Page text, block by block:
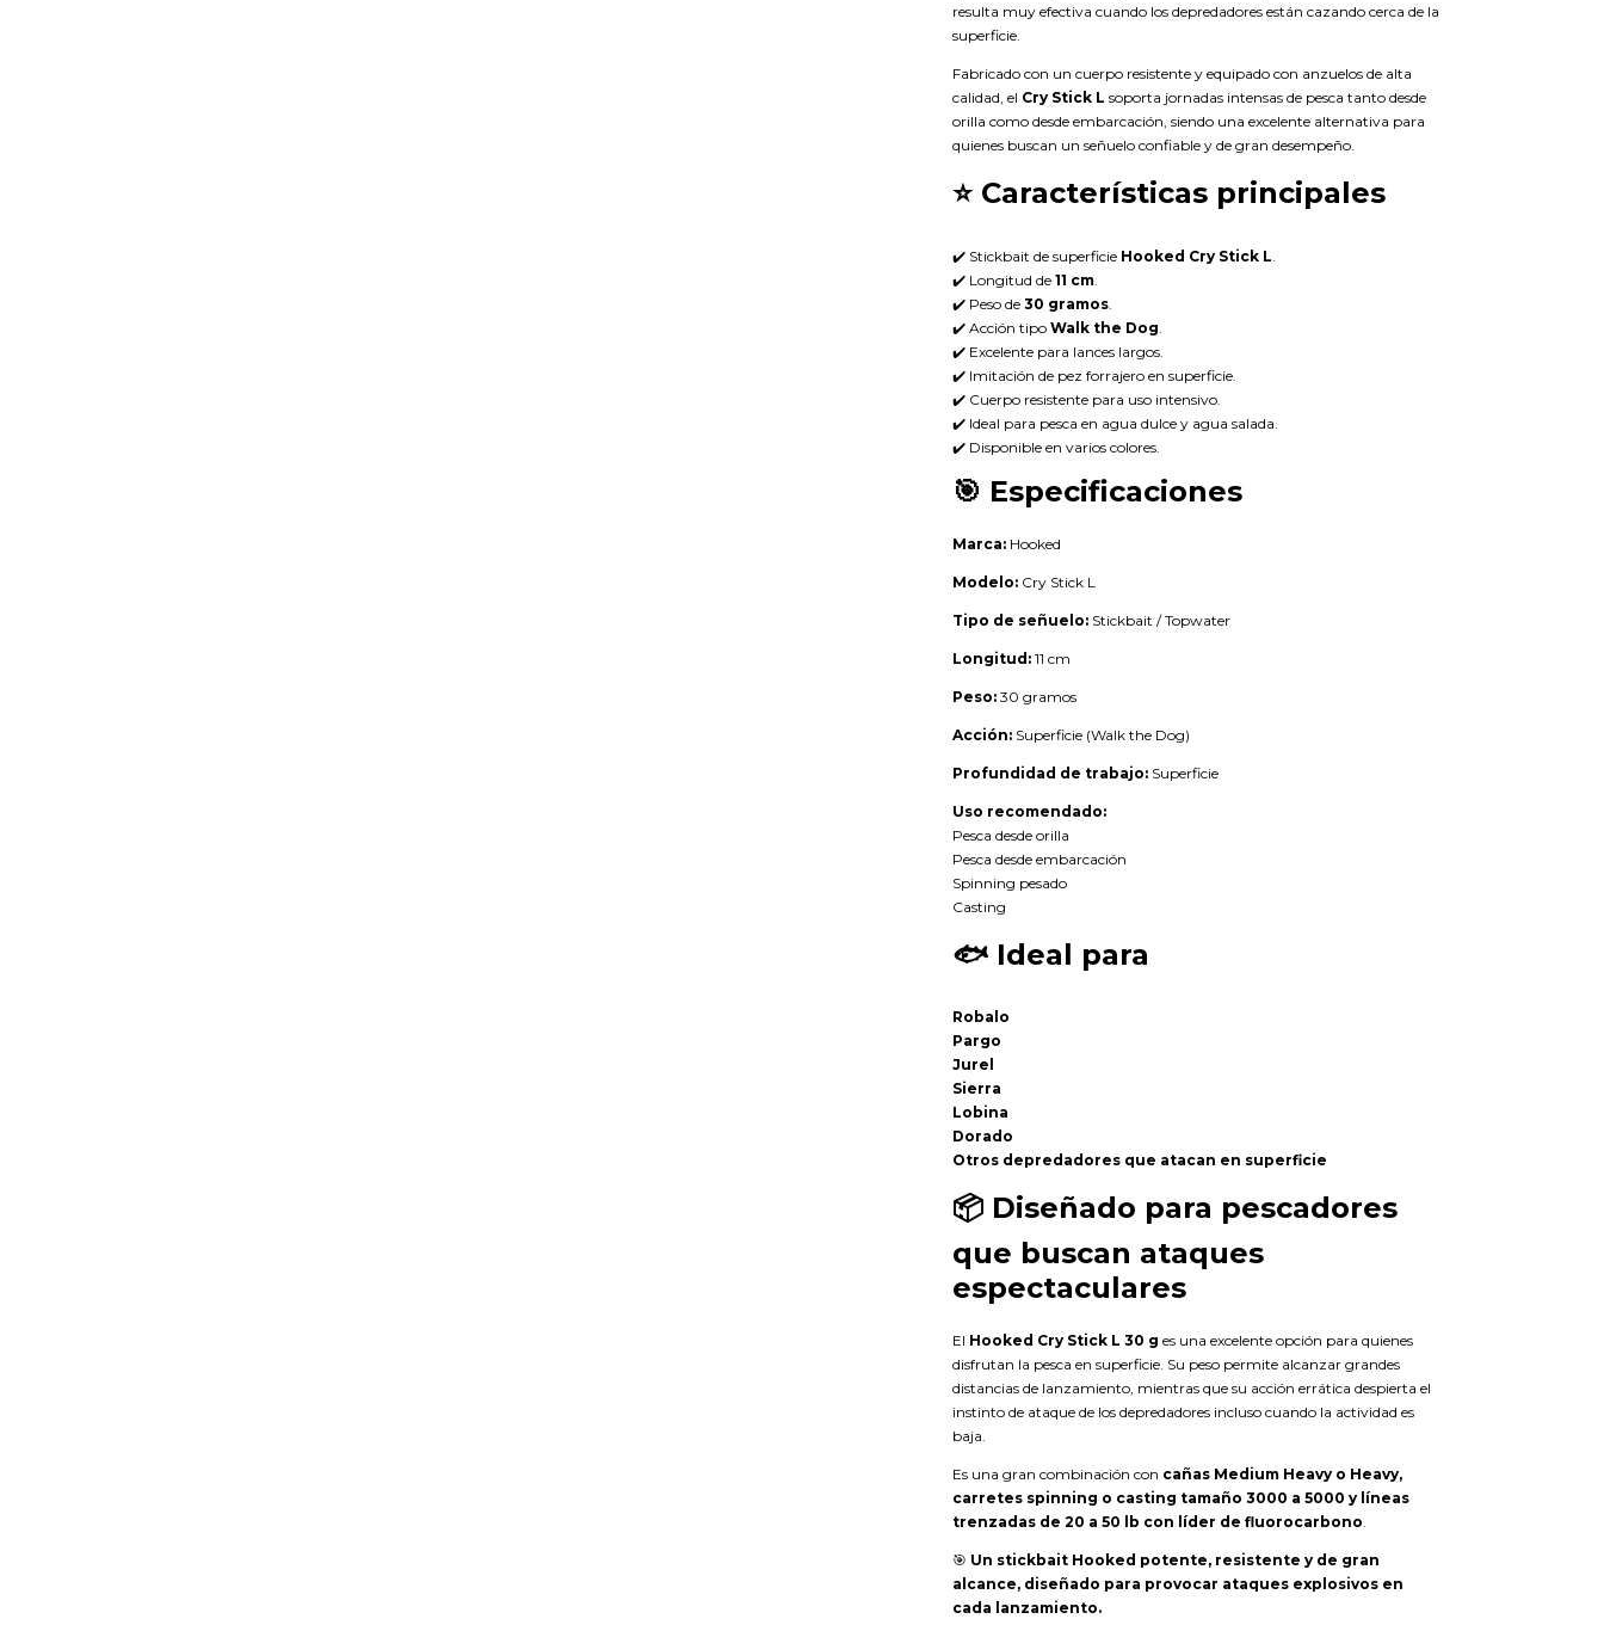
resulta muy efectiva cuando los depredadores están cazando cerca de la
superficie.
Fabricado con un cuerpo resistente y equipado con anzuelos de alta
calidad, el Cry Stick L soporta jornadas intensas de pesca tanto desde
orilla como desde embarcación, siendo una excelente alternativa para
quienes buscan un señuelo confiable y de gran desempeño.
⭐ Características principales
✔️ Stickbait de superficie Hooked Cry Stick L
✔️ Longitud de 11 cm
✔️ Peso de 30 gramos
✔️ Acción tipo Walk the Dog
✔️ Excelente para lances largos.
✔️ Imitación de pez forrajero en superficie.
✔️ Cuerpo resistente para uso intensivo.
✔️ Ideal para pesca en agua dulce y agua salada.
✔️ Disponible en varios colores.
🎯 Especificaciones
Marca: Hooked
Modelo: Cry Stick L
Tipo de señuelo: Stickbait / Topwater
Longitud: 11 cm
Peso: 30 gramos
Acción: Superficie (Walk the Dog)
Profundidad de trabajo: Superficie
Uso recomendado:
Pesca desde orilla
Pesca desde embarcación
Spinning pesado
Casting
🐟 Ideal para
Robalo
Pargo
Jurel
Sierra
Lobina
Dorado
Otros depredadores que atacan en superficie
📦 Diseñado para pescadores
que buscan ataques
espectaculares
El Hooked Cry Stick L 30 g es una excelente opción para quienes
disfrutan la pesca en superficie. Su peso permite alcanzar grandes
distancias de lanzamiento, mientras que su acción errática despierta el
instinto de ataque de los depredadores incluso cuando la actividad es
baja.
Es una gran combinación con cañas Medium Heavy o Heavy,
carretes spinning o casting tamaño 3000 a 5000 y líneas
trenzadas de 20 a 50 lb con líder de fluorocarbono.
🎯 Un stickbait Hooked potente, resistente y de gran
alcance, diseñado para provocar ataques explosivos en
cada lanzamiento.